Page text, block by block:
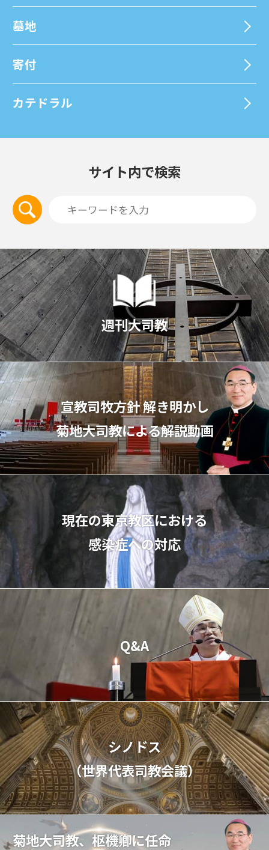
墓地
寄付
カテドラル
サイト内で検索
週刊大司教
宣教司牧⽅針 解き明かし
菊地⼤司教による解説動画
現在の東京教区における
感染症への対応
Q&A
シノドス
（世界代表司教会議）
菊地大司教、枢機卿に任命